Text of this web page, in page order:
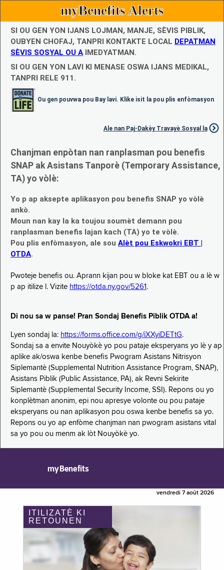
myBenefits Alerts
SI OU GEN YON IJANS LOJMAN, MANJE, SÈVIS PIBLIK,
OUBYEN CHOFAJ, TANPRI KONTAKTE LOCAL DEPATMAN
SÈVIS SOSYAL OU A IMEDYATMAN.
SI OU GEN YON LAVI KI MENASE OSWA IJANS MEDIKAL,
TANPRI RELE 911.
Ou gen pouvwa pou Bay lavi. Klike isit la pou plis enfòmasyon
Ale nan Paj-Dakèy Travayè Sosyal la
Chanjman enpòtan nan ranplasman pou benefis
SNAP ak Asistans Tanporè (Temporary Assistance,
TA) yo vòlè:
Yo p ap aksepte aplikasyon pou benefis SNAP yo vòlè
ankò.
Moun nan kay la ka toujou soumèt demann pou
ranplasman benefis lajan kach (TA) yo te vòlè.
Pou plis enfòmasyon, ale sou Alèt pou Eskwokri EBT |
OTDA.
Pwoteje benefis ou. Aprann kijan pou w bloke kat EBT ou a lè w
p ap itilize l. Vizite https://otda.ny.gov/5261 .
Di nou sa w panse! Pran Sondaj Benefis Piblik OTDA a!
Lyen sondaj la: https://forms.office.com/g/iXXyiDETtG.
Sondaj sa a envite Nouyòkè yo pou pataje eksperyans yo lè y ap
aplike ak/oswa kenbe benefis Pwogram Asistans Nitrisyon
Siplemantè (Supplemental Nutrition Assistance Program, SNAP),
Asistans Piblik (Public Assistance, PA), ak Revni Sekirite
Siplemantè (Supplemental Security Income, SSI). Repons ou yo
konplètman anonim, epi nou apresye volonte ou pou pataje
eksperyans ou nan aplikasyon pou oswa kenbe benefis sa yo.
Repons ou yo ap enfòme chanjman nan pwogram asistans vital
sa yo pou ou menm ak lòt Nouyòkè yo.
myBenefits
vendredi 7 août 2026
ITILIZATÈ KI
RETOUNEN